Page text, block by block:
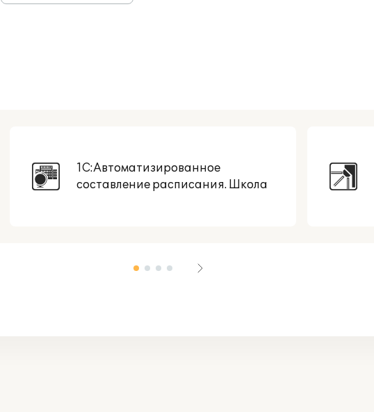
1С:Автоматизированное
составление расписания. Школа